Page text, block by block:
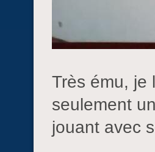
Très ému, je
seulement
jouant avec